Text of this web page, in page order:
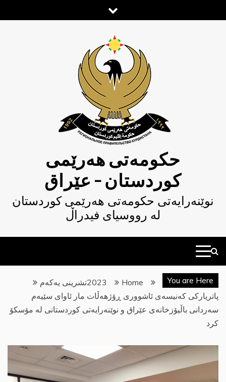
to
حکومەتی هەرێمی
کوردستان – عێراق
نوێنەرایەتی حکومەتى هەرێمی کوردستان
لە رووسیای فیدراڵ
You are Here
Home
2023تشرینی یەکەم
‎پاتریارکی کەنیسەی ئاشووری ڕۆژهەڵات مار ئاوای سێیەم
سەردانی باڵیۆزخانەی عێراق و نوێنەرایەتی کوردستانی لە مۆسکۆ
کرد